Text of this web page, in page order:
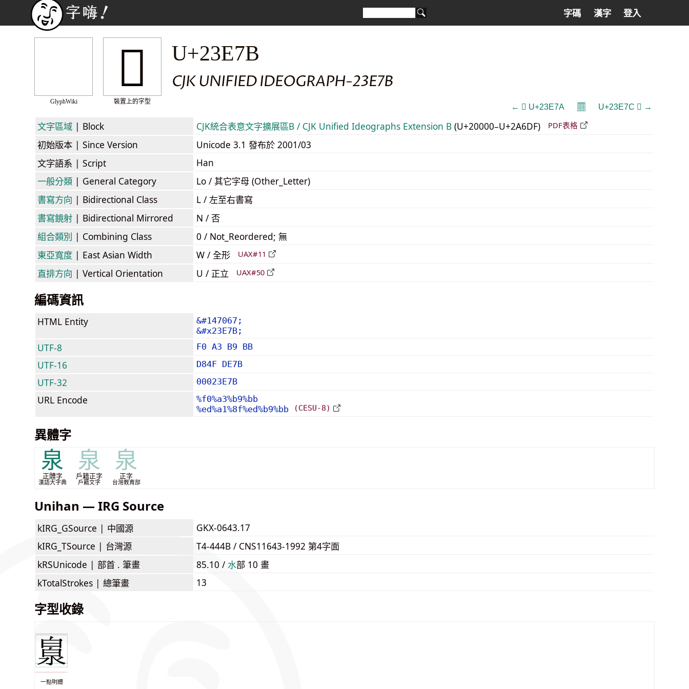
字碼 漢字 登入
GlyphWiki
𣹻
裝置上的字型
U+23E7B
CJK UNIFIED IDEOGRAPH-23E7B
← 𣹺 U+23E7A 𝄜 U+23E7C 𣹼 →
文字區域 | Block CJK統合表意文字擴展區B / CJK Unified Ideographs Extension B (U+20000–U+2A6DF) PDF表格
初始版本 | Since Version
Unicode 3.1 發布於 2001/03
文字語系 | Script
Han
一般分類 | General Category
Lo / 其它字母 (Other_Letter)
書寫方向 | Bidirectional Class
L / 左至右書寫
書寫鏡射 | Bidirectional Mirrored
N / 否
組合類別 | Combining Class
0 / Not_Reordered; 無
東亞寬度 | East Asian Width W / 全形 UAX#11
直排方向 | Vertical Orientation U / 正立 UAX#50
編碼資訊
HTML Entity
&#147067;
&#x23E7B;
UTF-8 F0 A3 B9 BB
UTF-16 D84F DE7B
UTF-32 00023E7B
URL Encode
%f0%a3%b9%bb
%ed%a1%8f%ed%b9%bb
(CESU-8)
異體字
泉
正體字
漢語大字典
泉
戶籍正字
戶籍文字
泉
正字
台灣教育部
Unihan — IRG Source
kIRG_GSource | 中國源
GKX-0643.17
kIRG_TSource | 台灣源
T4-444B / CNS11643-1992 第4字面
kRSUnicode | 部首 . 筆畫 85.10 / ⽔部 10 畫
kTotalStrokes | 總筆畫 13
字型收錄
一點明體